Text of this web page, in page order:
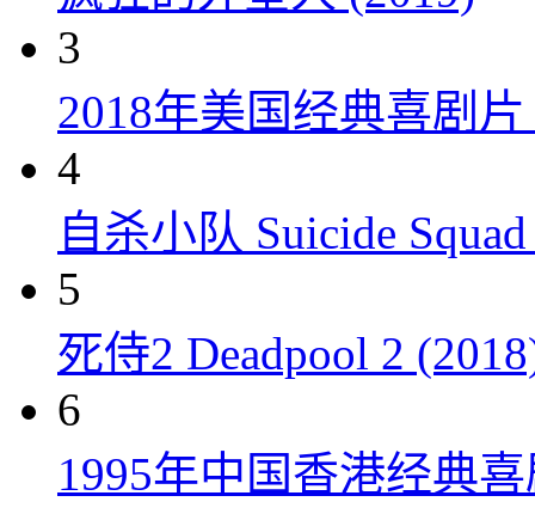
3
2018年美国经典喜剧
4
自杀小队 Suicide
5
死侍2 Deadpool 2
6
1995年中国香港经典